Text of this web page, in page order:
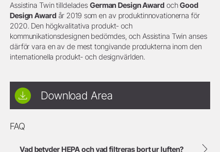
Assistina Twin tilldelades German Design AwardochGood
Design Awardår 2019 som en av produktinnovationerna för
2020. Den högkvalitativa produkt- och
kommunikationsdesignen bedömdes, och Assistina Twin anses
därför vara en av de mest tongivande produkterna inom den
internationella produkt- och designvärlden.
Download Area
FAQ
Vad betyder HEPA och vad filtreras bort ur luften?